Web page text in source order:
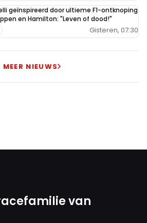
geïnspireerd door ultieme F1-ontknoping
en Hamilton: "Leven of dood!"
Gisteren, 07:30
MEER NIEUWS
van